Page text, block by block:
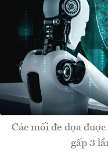
Các mối đe dọa
gấp 3